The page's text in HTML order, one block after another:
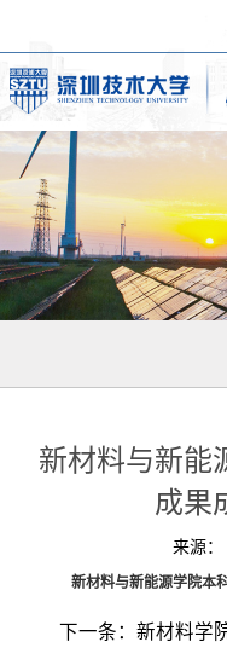
新材料与新能
成果
来源：
新材料与新能源学院本
下一条： 新材料学